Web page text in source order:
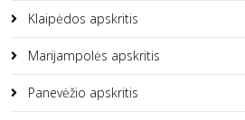
Klaipėdos apskritis
Marijampolės apskritis
Panevėžio apskritis